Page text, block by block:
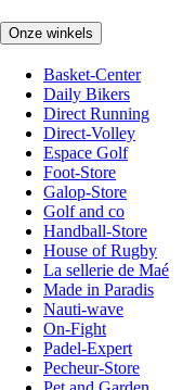
Onze winkels
Basket-Center
Daily Bikers
Direct Running
Direct-Volley
Espace Golf
Foot-Store
Galop-Store
Golf and co
Handball-Store
House of Rugby
La sellerie de Maé
Made in Paradis
Nauti-wave
On-Fight
Padel-Expert
Pecheur-Store